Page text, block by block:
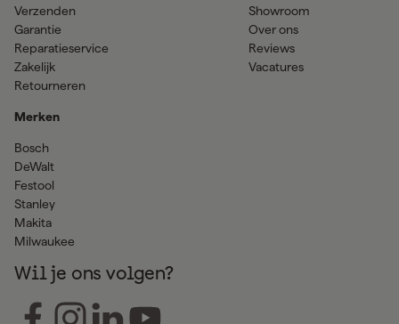
Verzenden
Garantie
Reparatieservice
Zakelijk
Retourneren
Merken
Bosch
DeWalt
Festool
Stanley
Makita
Milwaukee
Showroom
Over ons
Reviews
Vacatures
Wil je ons volgen?